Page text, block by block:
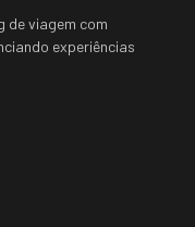
de viagem com
experiências